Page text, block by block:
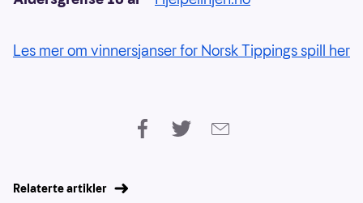
Les mer om vinnersjanser for Norsk Tippings spill her
Relaterte artikler